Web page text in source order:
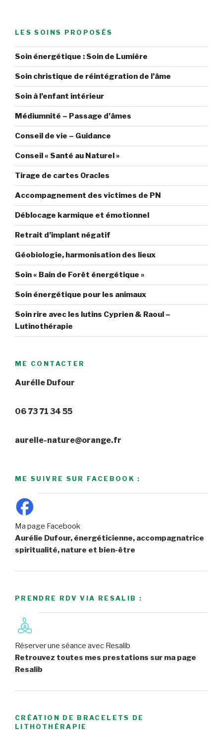
17
LES SOINS PROPOSÉS
Soin énergétique : Soin de Lumière
Soin christique de réintégration de l’âme
Soin à l’enfant intérieur
Médiumnité – Passage d’âmes
Conseil de vie – Guidance
Conseil « Santé au Naturel »
Tirage de cartes Oracles
Accompagnement des victimes de PN
Déblocage karmique et émotionnel
Retrait d’implant négatif
Géobiologie, harmonisation des lieux
Soin « Bain de Forêt énergétique »
Soin énergétique pour les animaux
Soin rire avec les lutins Cyprien & Raoul –
Lutinothérapie
ME CONTACTER
Aurélie Dufour
06 73 71 34 55
aurelie-nature@orange.fr
ME SUIVRE SUR FACEBOOK :
Ma page Facebook
Aurélie Dufour, énergéticienne, accompagnatrice
spiritualité, nature et bien-être
PRENDRE RDV VIA RESALIB :
Réserver une séance avec Resalib
Retrouvez toutes mes prestations sur ma page
Resalib
CRÉATION DE BRACELETS DE
LITHOTHÉRAPIE